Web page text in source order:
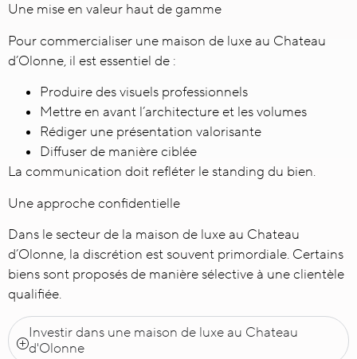
Une mise en valeur haut de gamme
Pour commercialiser une maison de luxe au Chateau
d’Olonne, il est essentiel de :
Produire des visuels professionnels
Mettre en avant l’architecture et les volumes
Rédiger une présentation valorisante
Diffuser de manière ciblée
La communication doit refléter le standing du bien.
Une approche confidentielle
Dans le secteur de la maison de luxe au Chateau
d’Olonne, la discrétion est souvent primordiale. Certains
biens sont proposés de manière sélective à une clientèle
qualifiée.
Investir dans une maison de luxe au Chateau
d'Olonne